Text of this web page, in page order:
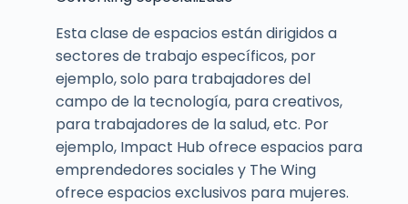
Esta clase de espacios están dirigidos a
sectores de trabajo específicos, por
ejemplo, solo para trabajadores del
campo de la tecnología, para creativos,
para trabajadores de la salud, etc. Por
ejemplo, Impact Hub ofrece espacios para
emprendedores sociales y The Wing
ofrece espacios exclusivos para mujeres.